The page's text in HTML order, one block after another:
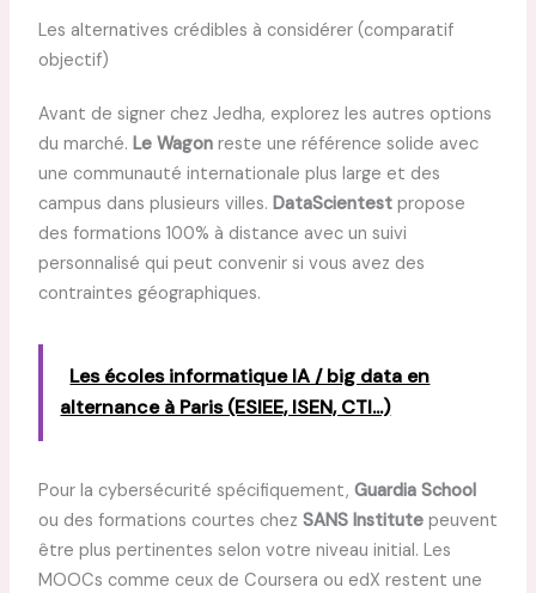
Les alternatives crédibles à considérer (comparatif
objectif)
Avant de signer chez Jedha, explorez les autres options
du marché. Le Wagonreste une référence solide avec
une communauté internationale plus large et des
campus dans plusieurs villes. DataScientestpropose
des formations 100% à distance avec un suivi
personnalisé qui peut convenir si vous avez des
contraintes géographiques.
Les écoles informatique IA / big data en
alternance à Paris (ESIEE, ISEN, CTI...)
Pour la cybersécurité spécifiquement, Guardia School
ou des formations courtes chez SANS Institutepeuvent
être plus pertinentes selon votre niveau initial. Les
MOOCs comme ceux de Coursera ou edX restent une